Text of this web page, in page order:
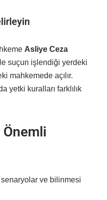
Asliye Ceza
suçun işlendiği yerdeki
mahkemede açılır.
yetki kuralları farklılık
senaryolar ve bilinmesi